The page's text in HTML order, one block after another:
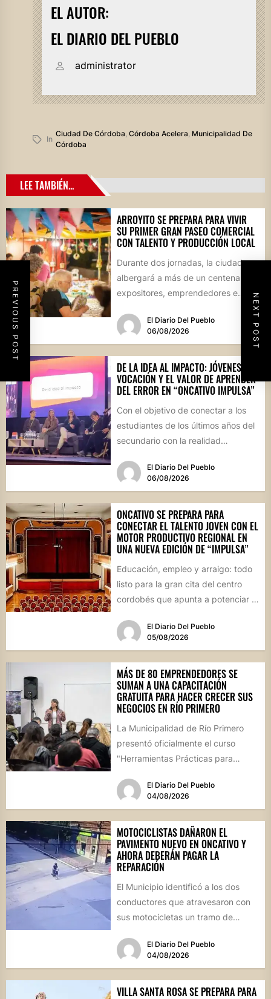
EL AUTOR:
EL DIARIO DEL PUEBLO
administrator
In
Ciudad De Córdoba Córdoba Acelera Municipalidad De
Córdoba
PREVIOUS POST NEXT POST
LEE TAMBIÉN...
ARROYITO SE PREPARA PARA VIVIR
SU PRIMER GRAN PASEO COMERCIAL
CON TALENTO Y PRODUCCIÓN LOCAL
Durante dos jornadas, la ciudad
albergará a más de un centenar de
expositores, emprendedores e
El Diario Del Pueblo
06/08/2026
DE LA IDEA AL IMPACTO: JÓVENES,
VOCACIÓN Y EL VALOR DE APRENDER
DEL ERROR EN “ONCATIVO IMPULSA”
Con el objetivo de conectar a los
estudiantes de los últimos años del
secundario con la realidad
El Diario Del Pueblo
06/08/2026
ONCATIVO SE PREPARA PARA
CONECTAR EL TALENTO JOVEN CON EL
MOTOR PRODUCTIVO REGIONAL EN
UNA NUEVA EDICIÓN DE “IMPULSA”
Educación, empleo y arraigo: todo
listo para la gran cita del centro
cordobés que apunta a potenciar el
El Diario Del Pueblo
05/08/2026
MÁS DE 80 EMPRENDEDORES SE
SUMAN A UNA CAPACITACIÓN
GRATUITA PARA HACER CRECER SUS
NEGOCIOS EN RÍO PRIMERO
La Municipalidad de Río Primero
presentó oficialmente el curso
"Herramientas Prácticas para
destinada a emprendedores,...
El Diario Del Pueblo
04/08/2026
MOTOCICLISTAS DAÑARON EL
PAVIMENTO NUEVO EN ONCATIVO Y
AHORA DEBERÁN PAGAR LA
REPARACIÓN
El Municipio identificó a los dos
conductores que atravesaron con
sus motocicletas un tramo de
calle...
El Diario Del Pueblo
04/08/2026
VILLA SANTA ROSA SE PREPARA PARA